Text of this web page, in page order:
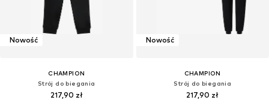
Nowość
CHAMPION
Strój do biegania
217,90 zł
Nowość
CHAMPION
Strój do biegania
217,90 zł